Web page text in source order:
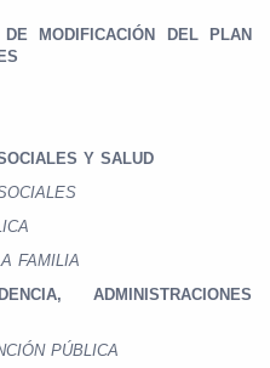
MODIFICACIÓN DEL PLAN
Y SALUD
FAMILIA
ADMINISTRACIONES
PÚBLICA